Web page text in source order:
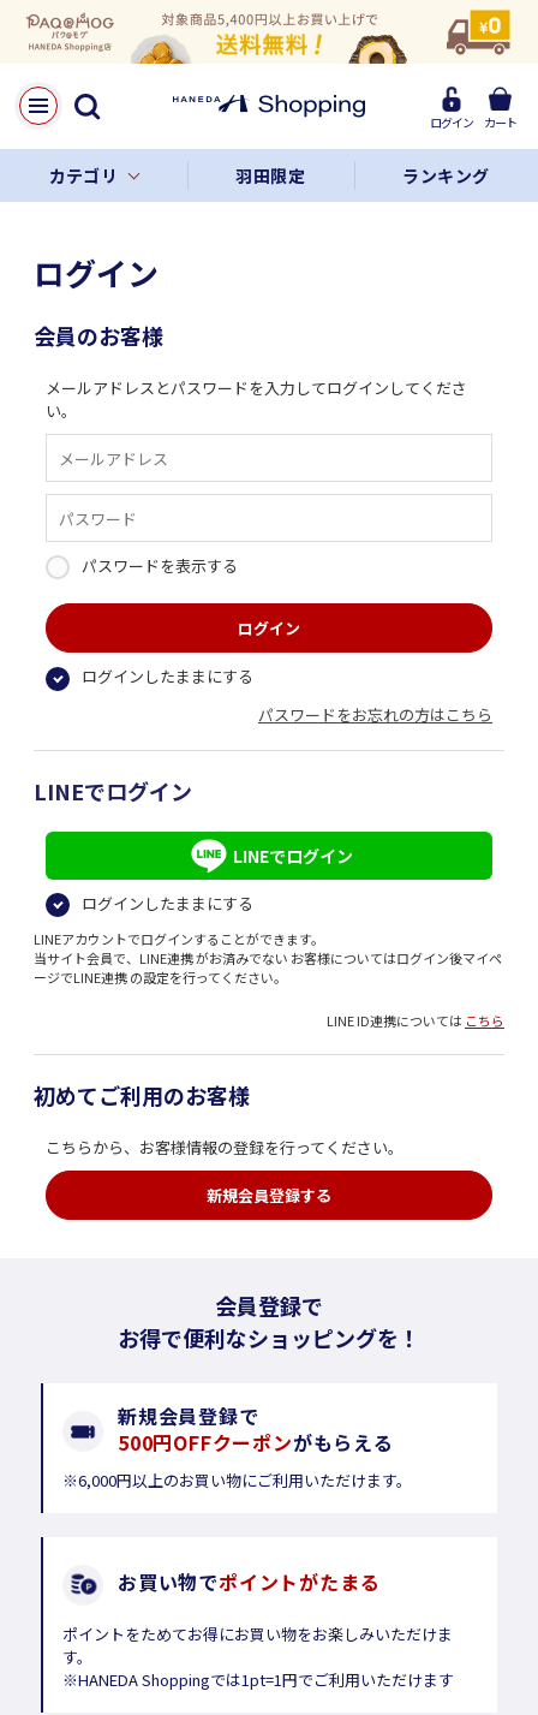
ログイン カート
カテゴリ 羽田限定 ランキング
ログイン
会員のお客様
メールアドレスとパスワードを入力してログインしてくださ
い。
パスワードを表示する
ログインしたままにする
パスワードをお忘れの方はこちら
LINEでログイン
LINEでログイン
ログインしたままにする
LINEアカウントでログインすることができます。
当サイト会員で、LINE連携 がお済みでない お客様についてはログイン後マイペ
ージでLINE連携 の設定を行ってください。
LINE ID連携については こちら
初めてご利用のお客様
こちらから、お客様情報の登録を行ってください。
新規会員登録する
会員登録で
お得で便利なショッピングを！
新規会員登録で
500円OFFクーポンがもらえる
※6,000円以上のお買い物にご利用いただけます。
お買い物でポイントがたまる
ポイントをためてお得にお買い物をお楽しみいただけま
す。
※HANEDA Shoppingでは1pt=1円でご利用いただけます